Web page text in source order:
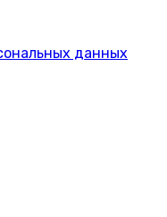
данных